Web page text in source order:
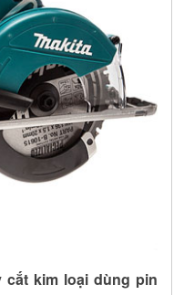
kim loại dùng pin